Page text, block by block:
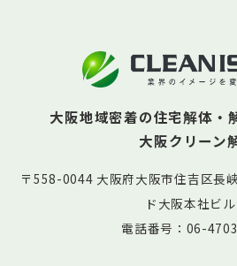
大阪地域密着の住宅解体・
大阪クリーン
〒558-0044 大阪府大阪市住吉区長
ド大阪本社ビ
電話番号：06-